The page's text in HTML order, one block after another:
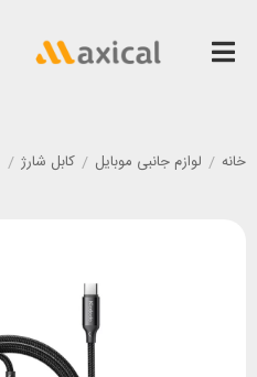
خانه / لوازم جانبی موبایل / کابل شارژ /